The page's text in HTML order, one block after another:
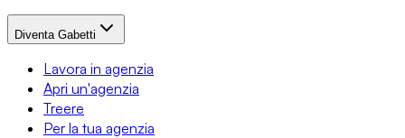
Diventa Gabetti
Lavora in agenzia
Apri un'agenzia
Treere
Per la tua agenzia